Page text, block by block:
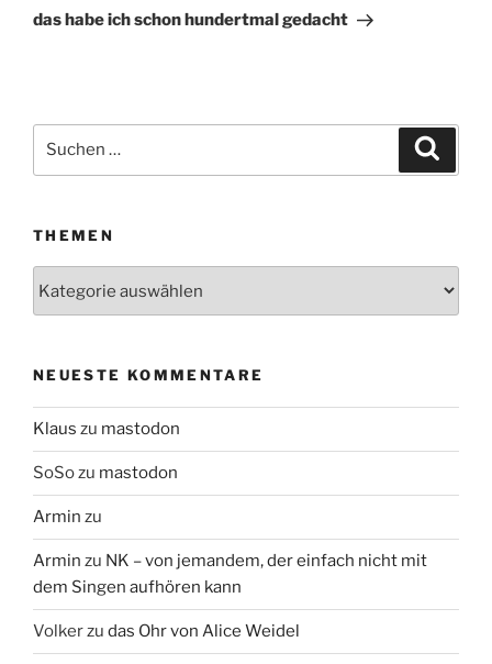
Beitrag
das habe ich schon hundertmal gedacht
Suchen
THEMEN
NEUESTE KOMMENTARE
Klaus zu mastodon
SoSozu mastodon
Armin zu
Armin zu NK – von jemandem, der einfach nicht mit
dem Singen aufhören kann
Volkerzu das Ohr von Alice Weidel